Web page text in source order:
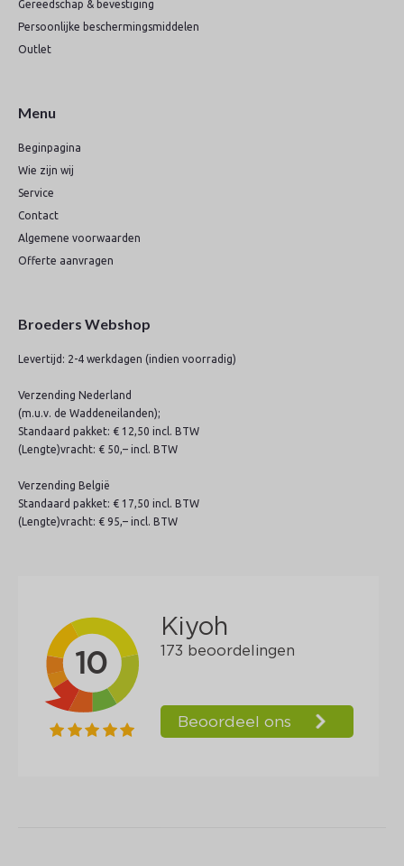
Gereedschap & bevestiging
Persoonlijke beschermingsmiddelen
Outlet
Menu
Beginpagina
Wie zijn wij
Service
Contact
Algemene voorwaarden
Offerte aanvragen
Broeders Webshop
Levertijd: 2-4 werkdagen (indien voorradig)
Verzending Nederland
(m.u.v. de Waddeneilanden);
Standaard pakket: € 12,50 incl. BTW
(Lengte)vracht: € 50,– incl. BTW
Verzending België
Standaard pakket: € 17,50 incl. BTW
(Lengte)vracht: € 95,– incl. BTW